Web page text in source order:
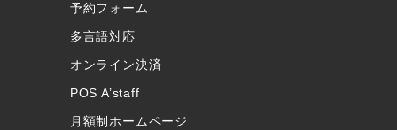
予約フォーム
多言語対応
オンライン決済
POS A’staff
月額制ホームページ